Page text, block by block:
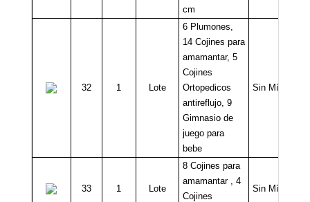
cm
32 1 Lote
6 Plumones,
14 Cojines para
amamantar, 5
Cojines
Ortopedicos
antireflujo, 9
Gimnasio de
juego para
bebe
Sin Mínimo
33 1 Lote
8 Cojines para
amamantar , 4
Cojines
Sin Mínimo